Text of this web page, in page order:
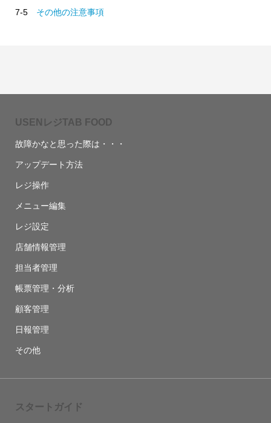
7-5 その他の注意事項
USENレジTAB FOOD
故障かなと思った際は・・・
アップデート方法
レジ操作
メニュー編集
レジ設定
店舗情報管理
担当者管理
帳票管理・分析
顧客管理
日報管理
その他
スタートガイド